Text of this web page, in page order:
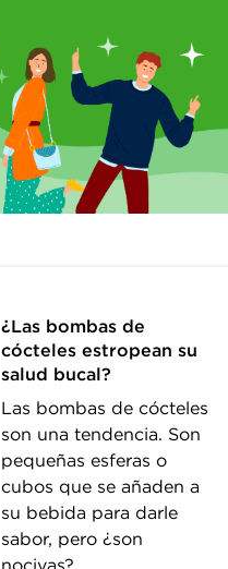
¿Las bombas de
cócteles estropean su
salud bucal?
Las bombas de cócteles
son una tendencia. Son
pequeñas esferas o
cubos que se añaden a
su bebida para darle
sabor, pero ¿son
nocivas?